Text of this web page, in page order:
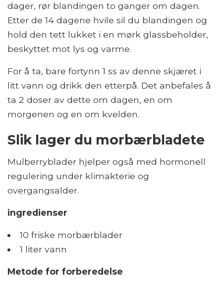
dager, rør blandingen to ganger om dagen.
Etter de 14 dagene hvile sil du blandingen og
hold den tett lukket i en mørk glassbeholder,
beskyttet mot lys og varme.
For å ta, bare fortynn 1 ss av denne skjæret i
litt vann og drikk den etterpå. Det anbefales å
ta 2 doser av dette om dagen, en om
morgenen og en om kvelden.
Slik lager du morbærbladete
Mulberryblader hjelper også med hormonell
regulering under klimakterie og
overgangsalder.
ingredienser
10 friske morbærblader
1 liter vann
Metode for forberedelse